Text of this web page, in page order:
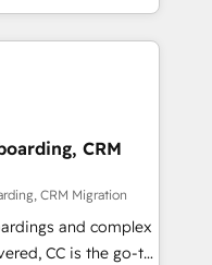
specialize in CRM
web design, sales
tech companies
are committed to
their
through
integration of
ecosystem. Would
inbound
CRM
CRM Migration
and complex
CC is the go-to